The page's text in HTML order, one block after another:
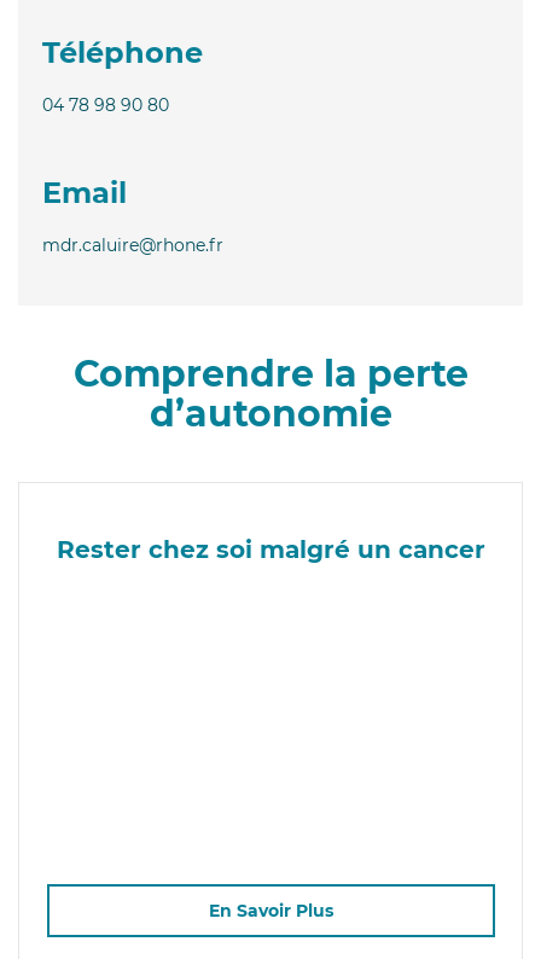
Téléphone
04 78 98 90 80
Email
mdr.caluire@rhone.fr
Comprendre la perte
d’autonomie
Rester chez soi malgré un cancer
En Savoir Plus